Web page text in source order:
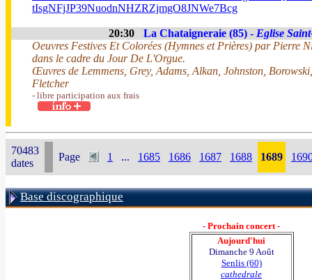
tIsgNFjJP39NuodnNHZRZjmgO8JNWe7Bcg
20:30 La Chataigneraie (85) - Eglise
Oeuvres Festives Et Colorées (Hymnes et Prières) par Pierre
dans le cadre du Jour De L'Orgue.
Œuvres de Lemmens, Grey, Adams, Alkan, Johnston,
Fletcher
- libre participation aux frais
70483
dates
Page 1 ... 1685 1686 1687 1688 1689
Base discographique
- Prochain concert -
Aujourd'hui
Dimanche 9 Août
Senlis (60)
cathedrale